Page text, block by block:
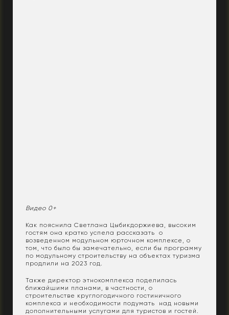
Видео 0+
Как пояснила Светлана Цыбикдоржиева, высоким
гостям она кратко успела рассказать о
возведенном модульном юрточном комплексе, о
том, что было бы замечательно, если бы программу
по модульному строительству на объектах туризма
продлили на 2023 год.
Также директор этнокомплекса поделилась
ближайшими планами, в частности, о
строительстве круглогодичного гостиничного
комплекса и необходимости подумать над новыми
дополнительными услугами для туристов и гостей.